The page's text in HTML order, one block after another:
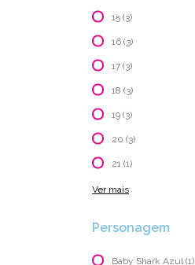
15 (3)
16 (3)
17 (3)
18 (3)
19 (3)
20 (3)
21 (1)
Ver mais
Personagem
Baby Shark Azul (1)